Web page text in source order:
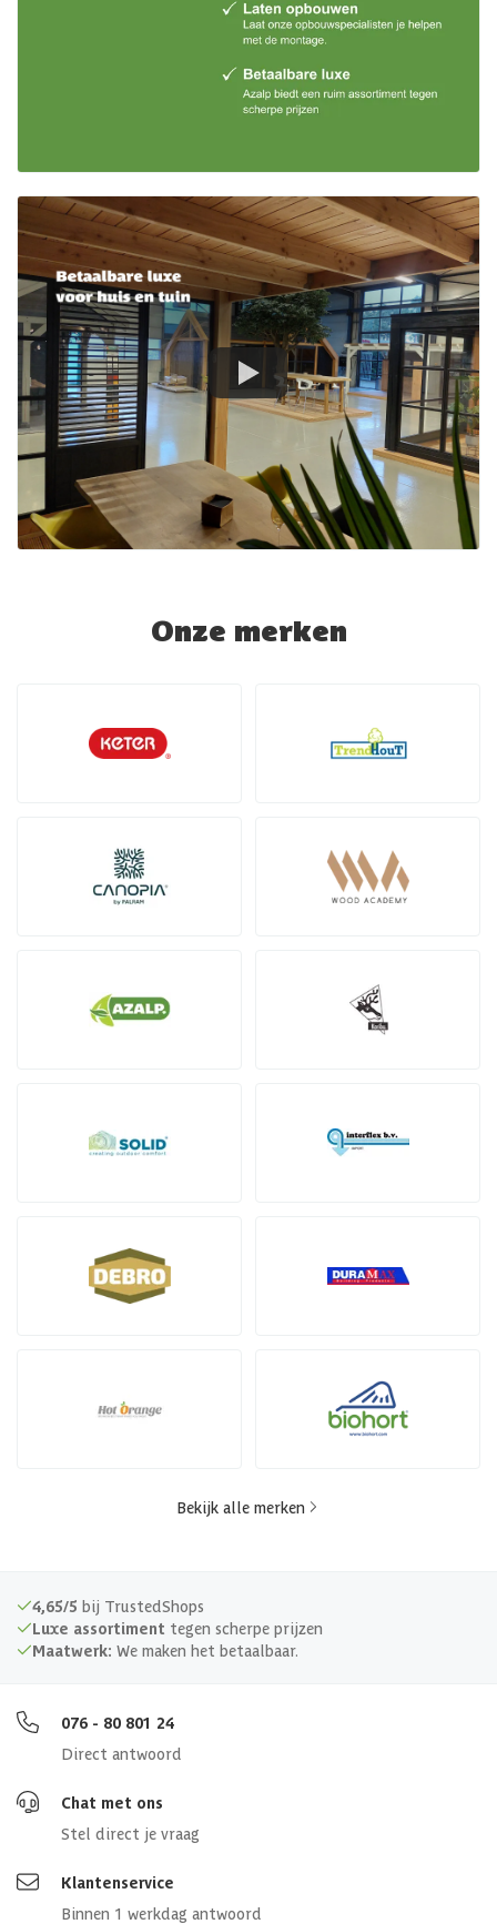
Onze merken
Bekijk alle merken
4,65/5 bij TrustedShops
Luxe assortiment tegen scherpe prijzen
Maatwerk: We maken het betaalbaar.
076 - 80 801 24
Direct antwoord
Chat met ons
Stel direct je vraag
Klantenservice
Binnen 1 werkdag antwoord